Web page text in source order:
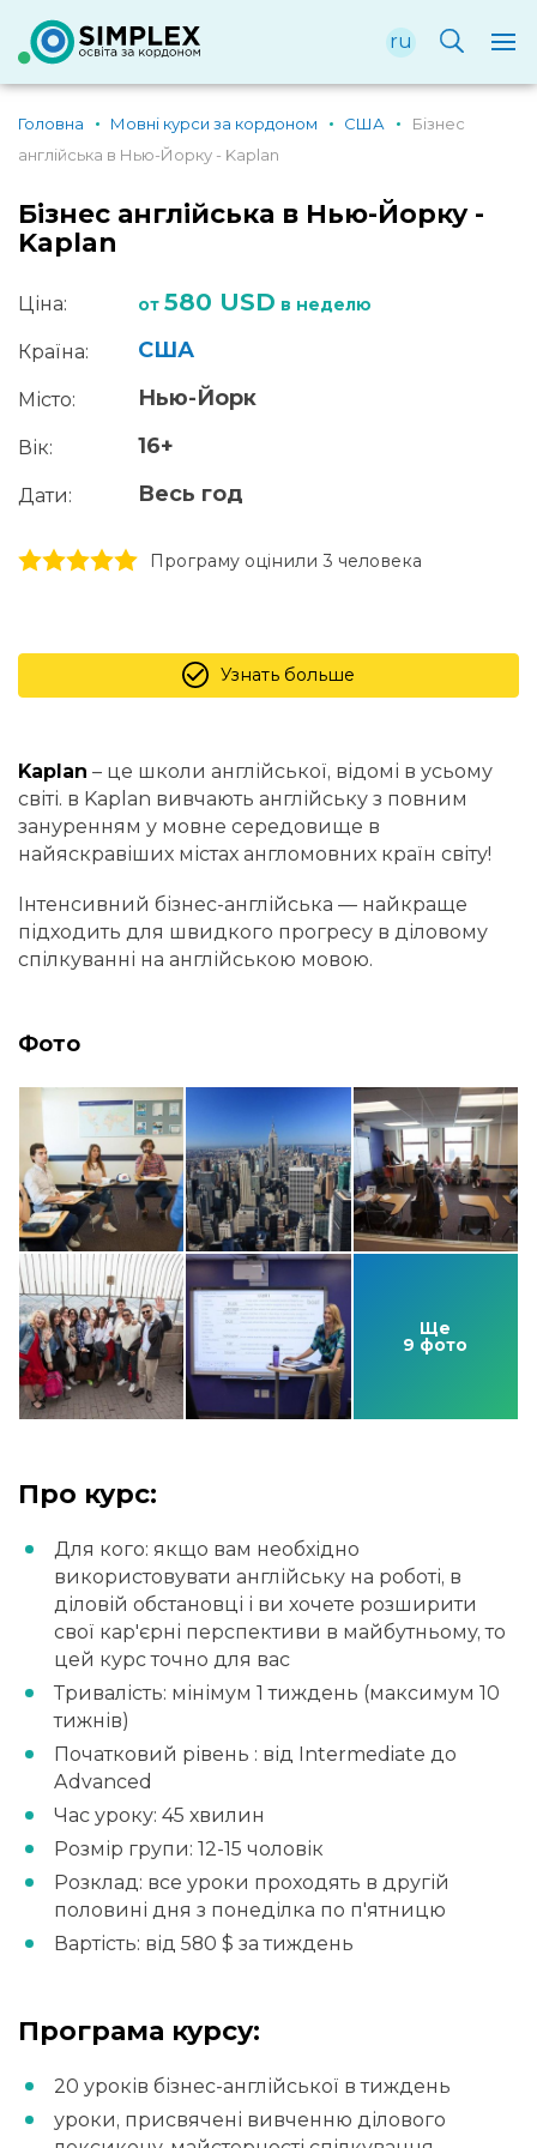
ru
Головна Мовні курси за кордоном США
Бізнес
англійська в Нью-Йорку - Kaplan
Бізнес англійська в Нью-Йорку -
Kaplan
Ціна: от 580 USD в неделю
Країна: США
Місто: Нью-Йорк
Вік: 16+
Дати: Весь год
5 stars
4 stars
3 stars
2 stars
1 stars Програму оцінили 3 человекa
Узнать больше
Kaplan – це школи англійської, відомі в усьому
світі. в Kaplan вивчають англійську з повним
зануренням у мовне середовище в
найяскравіших містах англомовних країн світу!
Інтенсивний бізнес-англійська — найкраще
підходить для швидкого прогресу в діловому
спілкуванні на англійською мовою.
Фото
Ще
9 фото
Про курс:
Для кого: якщо вам необхідно
використовувати англійську на роботі, в
діловій обстановці і ви хочете розширити
свої кар'єрні перспективи в майбутньому, то
цей курс точно для вас
Тривалість: мінімум 1 тиждень (максимум 10
тижнів)
Початковий рівень : від Intermediate до
Advanced
Час уроку: 45 хвилин
Розмір групи: 12-15 чоловік
Розклад: все уроки проходять в другій
половині дня з понеділка по п'ятницю
Вартість: від 580 $ за тиждень
Програма курсу:
20 уроків бізнес-англійської в тиждень
уроки, присвячені вивченню ділового